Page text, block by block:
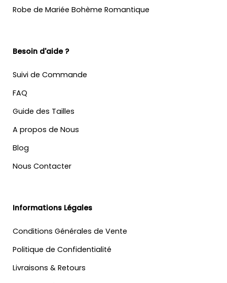
Robe de Mariée Bohème Romantique
Besoin d'aide ?
Suivi de Commande
FAQ
Guide des Tailles
A propos de Nous
Blog
Nous Contacter
Informations Légales
Conditions Générales de Vente
Politique de Confidentialité
Livraisons & Retours